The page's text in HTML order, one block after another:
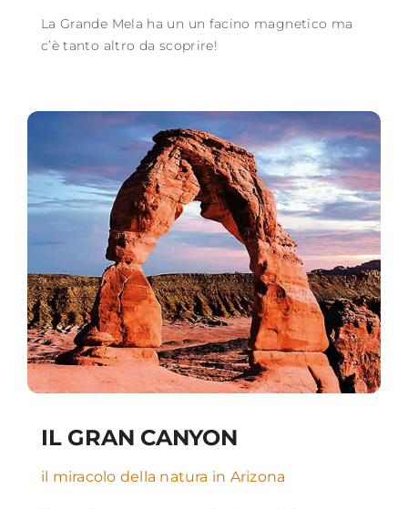
La Grande Mela ha un un facino magnetico ma
c’è tanto altro da scoprire!
IL GRAN CANYON
il miracolo della natura in Arizona